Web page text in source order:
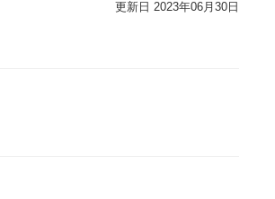
更新日 2023年06月30日